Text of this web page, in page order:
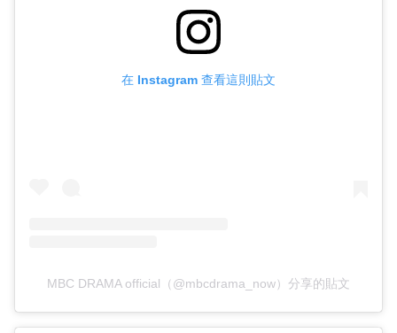
在 Instagram 查看這則貼文
MBC DRAMA official（@mbcdrama_now）分享的貼文